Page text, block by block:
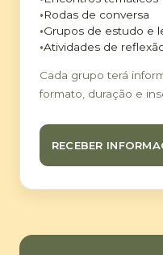
Rodas de conversa
Grupos de estudo e
Atividades de
Cada grupo terá
formato, duração e
RECEBER